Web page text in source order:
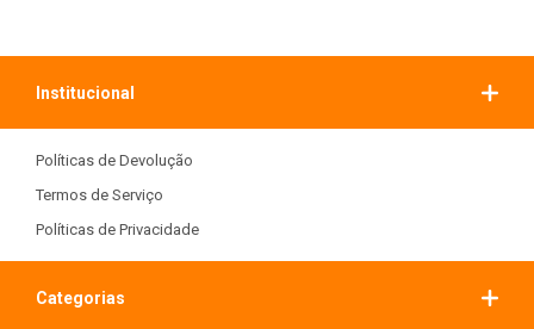
Institucional
Políticas de Devolução
Termos de Serviço
Políticas de Privacidade
Categorias